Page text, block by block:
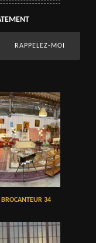
BROCANTEUR 34